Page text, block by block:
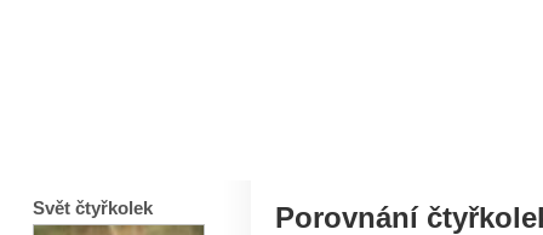
Porovnání
Svět čtyřkolek